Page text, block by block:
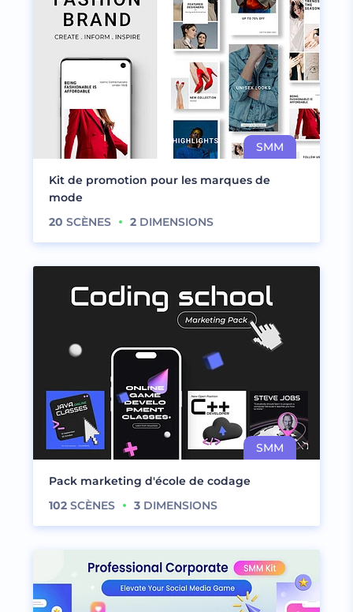
Kit de promotion pour les marques de
mode
20 SCÈNES 2 DIMENSIONS
Pack marketing d'école de codage
102 SCÈNES 3 DIMENSIONS